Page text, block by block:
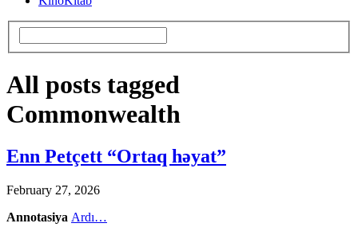
All posts tagged
Commonwealth
Enn Petçett “Ortaq həyat”
February 27, 2026
Annotasiya Ardı…